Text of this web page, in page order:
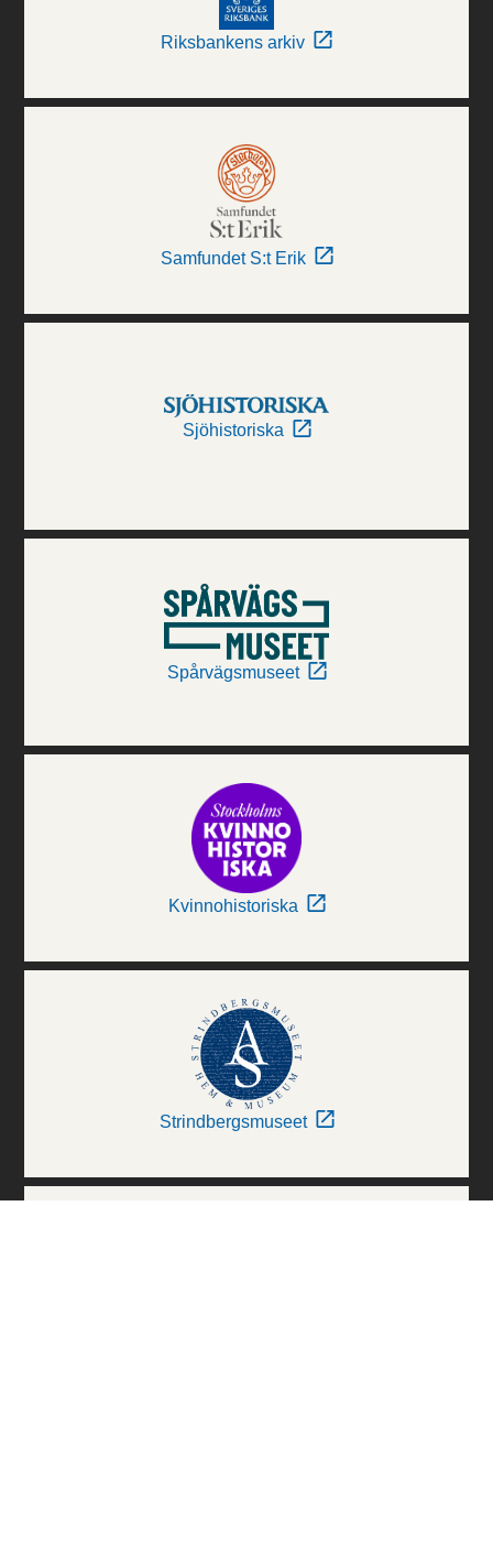
Riksbankens arkiv
Samfundet S:t Erik
Sjöhistoriska
Spårvägsmuseet
Kvinnohistoriska
Strindbergsmuseet